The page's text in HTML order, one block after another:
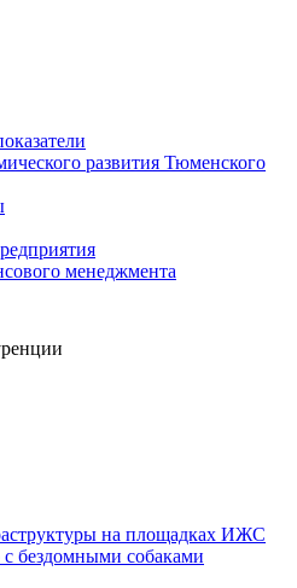
развития Тюменского
менеджмента
на площадках ИЖС
бездомными собаками